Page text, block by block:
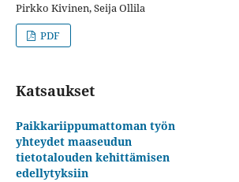
Pirkko Kivinen, Seija Ollila
PDF
Katsaukset
Paikkariippumattoman työn
yhteydet maaseudun
tietotalouden kehittämisen
edellytyksiin